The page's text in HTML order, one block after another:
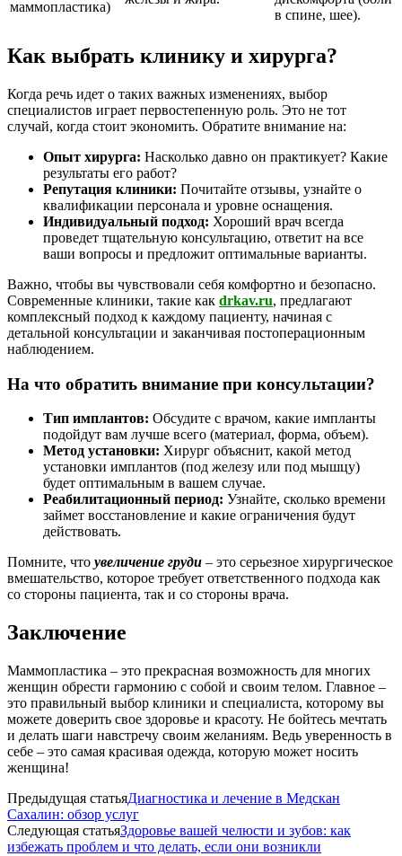
маммопластика)
в спине, шее).
Как выбрать клинику и хирурга?
Когда речь идет о таких важных изменениях, выбор
специалистов играет первостепенную роль. Это не тот
случай, когда стоит экономить. Обратите внимание на:
Опыт хирурга: Насколько давно он практикует? Какие
результаты его работ?
Репутация клиники: Почитайте отзывы, узнайте о
квалификации персонала и уровне оснащения.
Индивидуальный подход: Хороший врач всегда
проведет тщательную консультацию, ответит на все
ваши вопросы и предложит оптимальные варианты.
Важно, чтобы вы чувствовали себя комфортно и безопасно.
Современные клиники, такие как drkav.ru, предлагают
комплексный подход к каждому пациенту, начиная с
детальной консультации и заканчивая постоперационным
наблюдением.
На что обратить внимание при консультации?
Тип имплантов: Обсудите с врачом, какие импланты
подойдут вам лучше всего (материал, форма, объем).
Метод установки: Хирург объяснит, какой метод
установки имплантов (под железу или под мышцу)
будет оптимальным в вашем случае.
Реабилитационный период: Узнайте, сколько времени
займет восстановление и какие ограничения будут
действовать.
Помните, что увеличение груди – это серьезное хирургическое
вмешательство, которое требует ответственного подхода как
со стороны пациента, так и со стороны врача.
Заключение
Маммопластика – это прекрасная возможность для многих
женщин обрести гармонию с собой и своим телом. Главное –
это правильный выбор клиники и специалиста, которому вы
можете доверить свое здоровье и красоту. Не бойтесь мечтать
и делать шаги навстречу своим желаниям. Ведь уверенность в
себе – это самая красивая одежда, которую может носить
женщина!
Предыдущая статьяДиагностика и лечение в Медскан
Сахалин: обзор услуг
Следующая статьяЗдоровье вашей челюсти и зубов: как
избежать проблем и что делать, если они возникли